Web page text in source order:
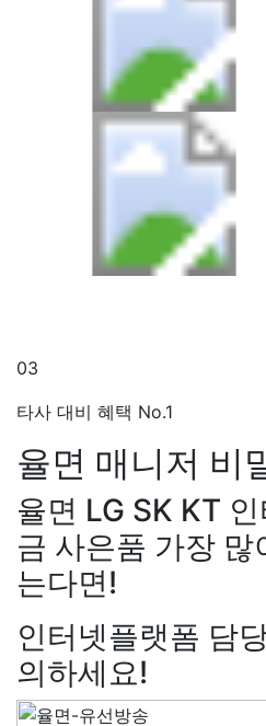
03
타사 대비 혜택 No.1
율면 매니저 비
율면 LG SK KT
금 사은품 가장
는다면!
인터넷플랫폼 담
의하세요!